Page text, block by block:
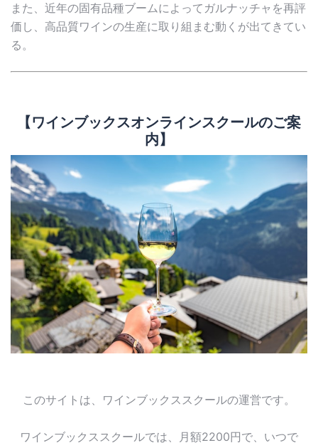
また、近年の固有品種ブームによってガルナッチャを再評
価し、高品質ワインの生産に取り組まむ動くが出てきてい
る。
【ワインブックスオンラインスクールのご案
内】
このサイトは、ワインブックススクールの運営です。
ワインブックススクールでは、月額2200円で、いつで